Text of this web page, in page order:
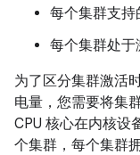
每个集群支持
每个集群处于
为了区分集群激活
电量，您需要将集
CPU 核心在内核设
个集群，每个集群